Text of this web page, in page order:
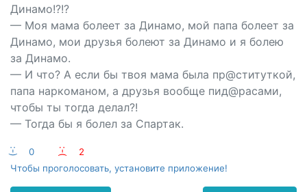
Динамо!?!?
— Моя мама болеет за Динамо, мой папа болеет за
Динамо, мои друзья болеют за Динамо и я болею
за Динамо.
— И что? А если бы твоя мама была пр@ституткой,
папа наркоманом, а друзья вообще пид@расами,
чтобы ты тогда делал?!
— Тогда бы я болел за Спартак.
:-) 0 :-(
2
Чтобы проголосовать, установите приложение!